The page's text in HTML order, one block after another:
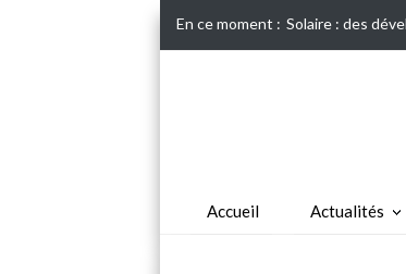
En ce moment : Solaire : des
Accueil Actualités